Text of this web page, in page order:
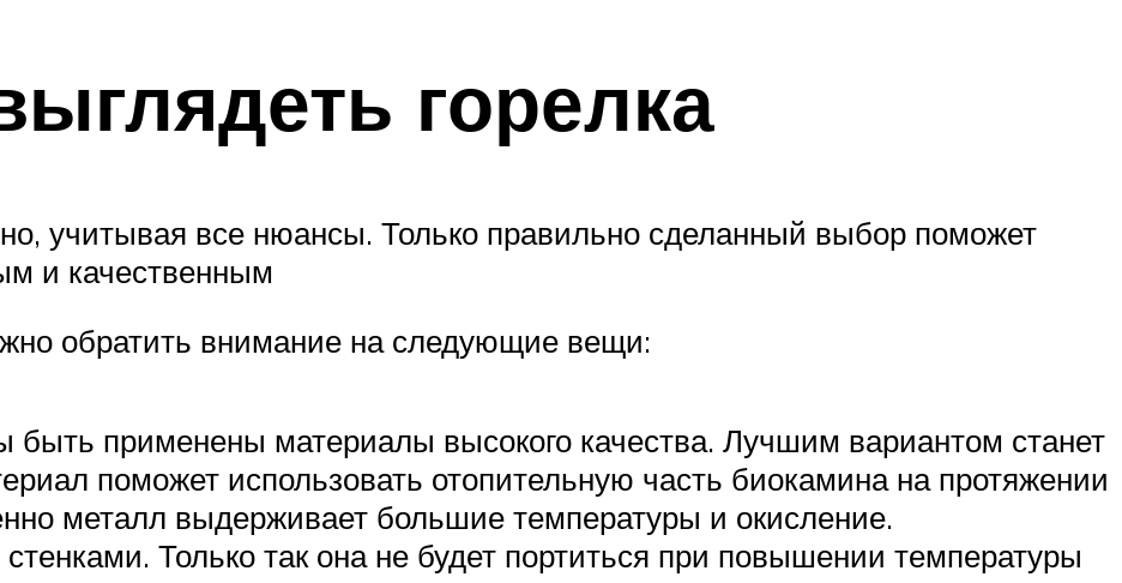
горелка
учитывая все нюансы. Только правильно сделанный выбор поможет
и качественным
обратить внимание на следующие вещи:
быть применены материалы высокого качества. Лучшим вариантом станет
поможет использовать отопительную часть биокамина на протяжении
металл выдерживает большие температуры и окисление.
Только так она не будет портиться при повышении температуры